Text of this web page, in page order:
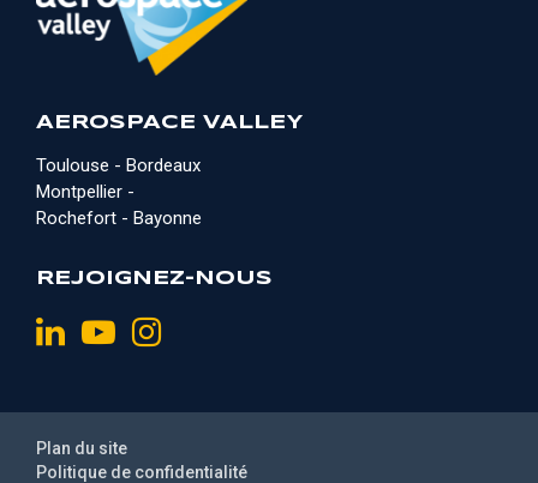
AEROSPACE VALLEY
Toulouse - Bordeaux
Montpellier -
Rochefort - Bayonne
REJOIGNEZ-NOUS
Politique de confidentialité
Plan du site